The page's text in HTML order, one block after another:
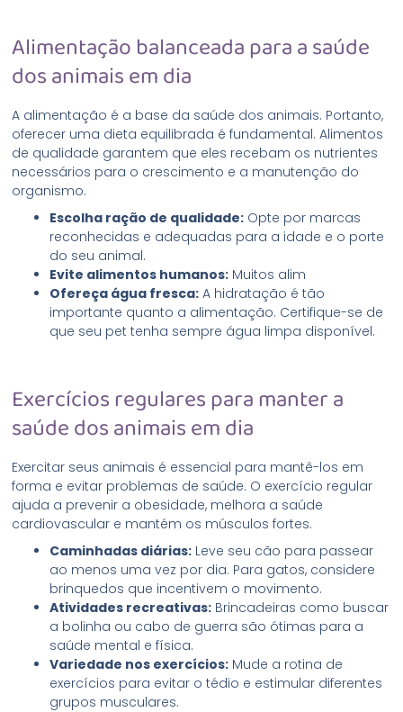
Alimentação balanceada para a saúde
dos animais em dia
A alimentação é a base da saúde dos animais. Portanto,
oferecer uma dieta equilibrada é fundamental. Alimentos
de qualidade garantem que eles recebam os nutrientes
necessários para o crescimento e a manutenção do
organismo.
Escolha ração de qualidade: Opte por marcas
reconhecidas e adequadas para a idade e o porte
do seu animal.
Evite alimentos humanos: Muitos alim
Ofereça água fresca: A hidratação é tão
importante quanto a alimentação. Certifique-se de
que seu pet tenha sempre água limpa disponível.
Exercícios regulares para manter a
saúde dos animais em dia
Exercitar seus animais é essencial para mantê-los em
forma e evitar problemas de saúde. O exercício regular
ajuda a prevenir a obesidade, melhora a saúde
cardiovascular e mantém os músculos fortes.
Caminhadas diárias: Leve seu cão para passear
ao menos uma vez por dia. Para gatos, considere
brinquedos que incentivem o movimento.
Atividades recreativas: Brincadeiras como buscar
a bolinha ou cabo de guerra são ótimas para a
saúde mental e física.
Variedade nos exercícios: Mude a rotina de
exercícios para evitar o tédio e estimular diferentes
grupos musculares.